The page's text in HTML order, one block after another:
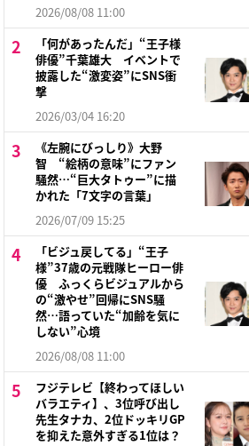
2026/08/08 11:00
「何があったんだ」“王子様
俳優”千葉雄大 イベントで
披露した“激変姿”にSNS衝
撃
2026/03/04 16:20
《左腕にびっしり》大野
智 “絵柄の意味”にファン
騒然…“巨大タトゥー”に描
かれた「7文字の言葉」
2026/07/09 15:25
「ビジュ戻してる」“王子
様”37歳の元戦隊ヒーロー俳
優 ふっくらビジュアルから
の“激やせ”回帰にSNS騒
然…語っていた“加齢を気に
しない”心境
2026/08/08 11:00
フジテレビ【終わってほしい
バラエティ】、3位呼び出し
先生タナカ、2位ドッキリGP
を抑えた意外すぎる1位は？